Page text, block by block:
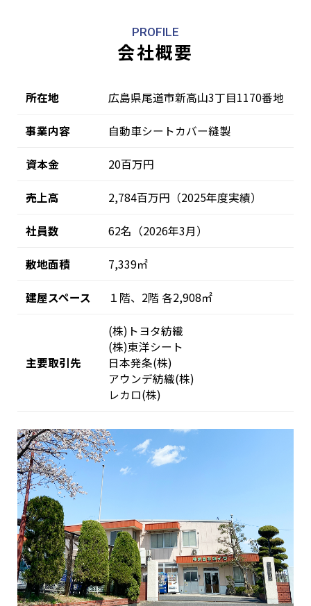
PROFILE
会社概要
所在地 広島県尾道市新高山3丁目1170番地
事業内容 自動車シートカバー縫製
資本金 20百万円
売上高 2,784百万円（2025年度実績）
社員数 62名（2026年3月）
敷地面積 7,339㎡
建屋スペース １階、2階 各2,908㎡
主要取引先
(株)トヨタ紡織
(株)東洋シート
日本発条(株)
アウンデ紡織(株)
レカロ(株)